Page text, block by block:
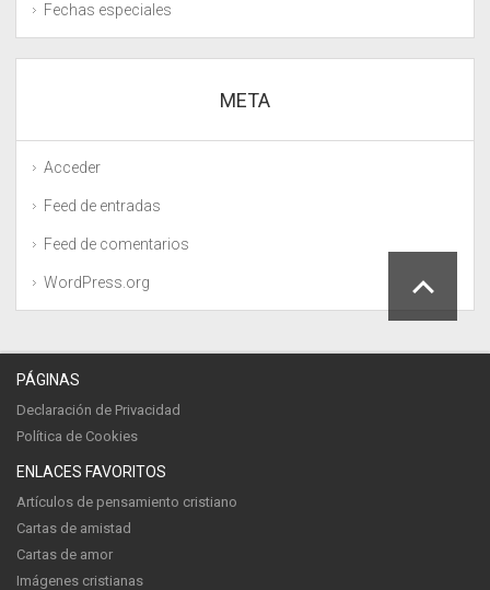
Fechas especiales
META
Acceder
Feed de entradas
Feed de comentarios
WordPress.org
PÁGINAS
Declaración de Privacidad
Política de Cookies
ENLACES FAVORITOS
Artículos de pensamiento cristiano
Cartas de amistad
Cartas de amor
Imágenes cristianas